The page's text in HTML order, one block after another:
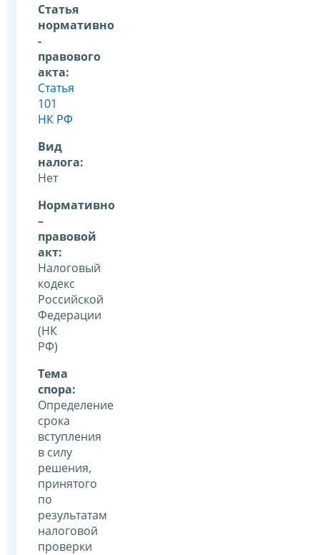
Статья
нормативно
-
правового
акта:
Статья
101
НК РФ
Вид
налога:
Нет
Нормативно
–
правовой
акт:
Налоговый
кодекс
Российской
Федерации
(НК
РФ)
Тема
спора:
Определение
срока
вступления
в силу
решения,
принятого
по
результатам
налоговой
проверки